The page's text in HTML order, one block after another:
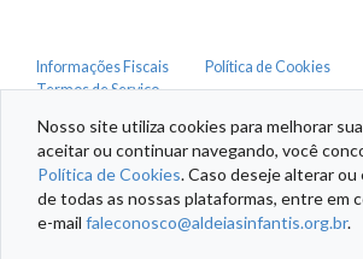
Informações Fiscais Política de Cookies
Nosso site utiliza cookies para melhorar
aceitar ou continuar navegando, você
Política de Cookies. Caso deseje alterar ou
de todas as nossas plataformas, entre em
e-mail faleconosco@aldeiasinfantis.org.br.
Termos de Serviço